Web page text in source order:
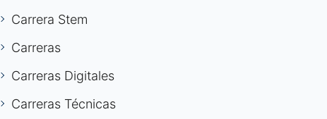
Carrera Stem
Carreras
Carreras Digitales
Carreras Técnicas